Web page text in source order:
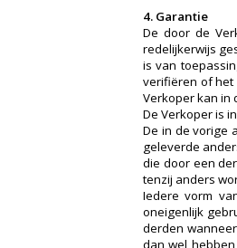
4. Garantie
De door de
redelijkerwijs
is van
verifiëren of het
Verkoper kan in
De Verkoper is
De in de vorige
geleverde
die door een
tenzij anders
Iedere vorm
oneigenlijk
derden
dan wel